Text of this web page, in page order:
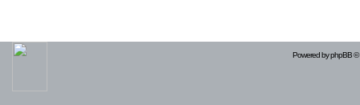
Powered byphpBB©